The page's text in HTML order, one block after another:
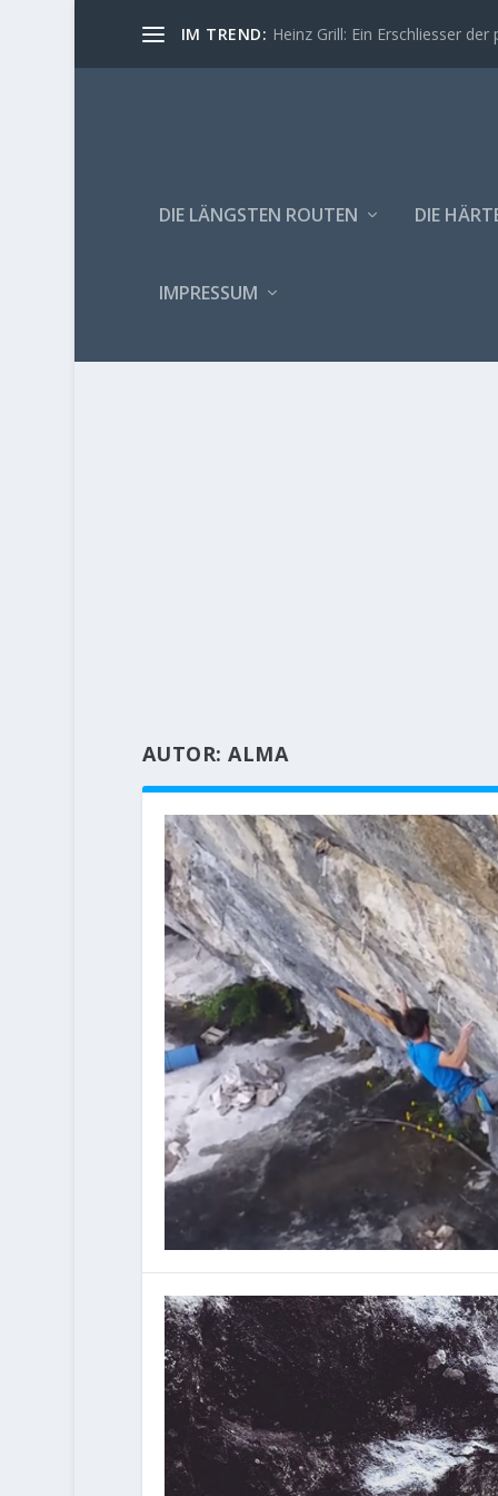
IM TREND: Heinz Grill: Ein Erschliesser der
DIE LÄNGSTEN ROUTEN DIE
IMPRESSUM
AUTOR:ALMA